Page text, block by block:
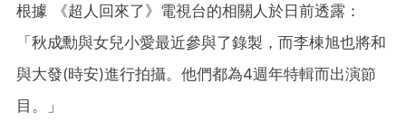
根據 《超人回來了》電視台的相關人於日前透露：
「秋成勳與女兒小愛最近參與了錄製，而李棟旭也將和
與大發(時安)進行拍攝。他們都為4週年特輯而出演節
目。」